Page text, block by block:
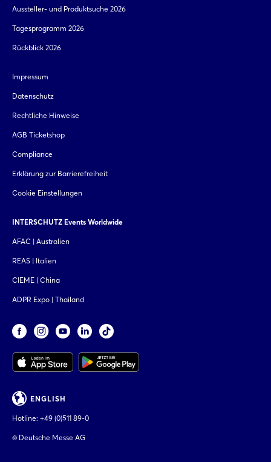
Aussteller- und Produktsuche 2026
Tagesprogramm 2026
Rückblick 2026
Impressum
Datenschutz
Rechtliche Hinweise
AGB Ticketshop
Compliance
Erklärung zur Barrierefreiheit
Cookie Einstellungen
INTERSCHUTZ Events Worldwide
AFAC | Australien
REAS | Italien
CIEME | China
ADPR Expo | Thailand
ENGLISH
Hotline: +49 (0)511 89-0
© Deutsche Messe AG